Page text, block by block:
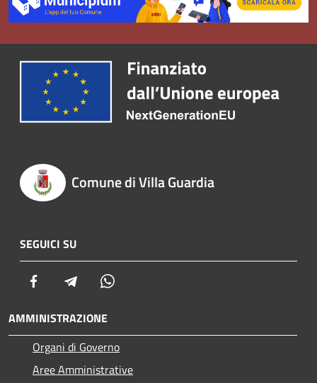
Comune di Villa Guardia
SEGUICI SU
Facebook Telegram
AMMINISTRAZIONE
Organi di Governo
Aree Amministrative